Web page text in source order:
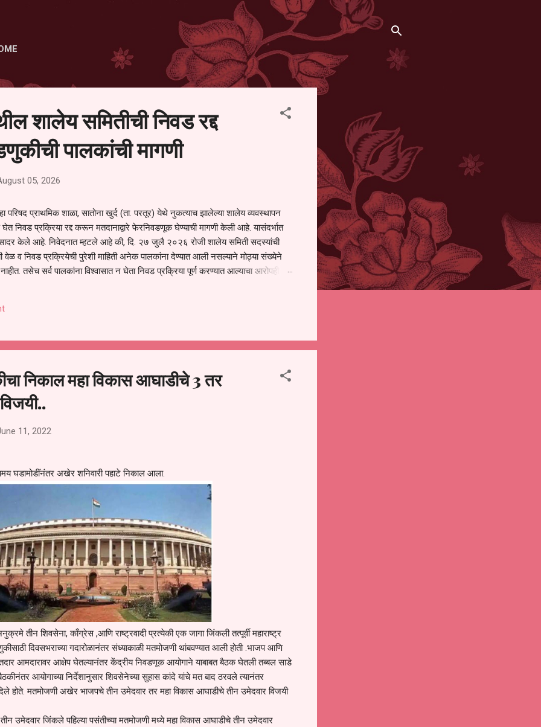
शालेय समितीची निवड रद्द
पालकांची मागणी
05, 2026
परिषद प्राथमिक शाळा, सातोना खुर्द (ता. परतूर) येथे नुकत्याच झालेल्या शालेय व्यवस्थापन
घेत निवड प्रक्रिया रद्द करून मतदानाद्वारे फेरनिवडणूक घेण्याची मागणी केली आहे. यासंदर्भात
सादर केले आहे. निवेदनात म्हटले आहे की, दि. २७ जुलै २०२६ रोजी शालेय समिती सदस्यांची
वेळ व निवड प्रक्रियेची पुरेशी माहिती अनेक पालकांना देण्यात आली नसल्याने मोठ्या संख्येने
तसेच सर्व पालकांना विश्वासात न घेता निवड प्रक्रिया पूर्ण करण्यात आल्याचा आरोपही
मागणी पालकांनी केली आहे. या निवेदनाच्या प्रती जिल्हा शिक्षण अधिकारी (प्राथमिक),
परतूर यांनाही पाठविण्यात आल्या असून प्रशासन याबाबत काय निर्णय घेते, याकडे पालकांचे
निकाल महा विकास आघाडीचे 3 तर
11, 2022
घडामोडींनंतर अखेर शनिवारी पहाटे निकाल आला.
तीन शिवसेना, काँग्रेस ,आणि राष्ट्रवादी प्रत्येकी एक जागा जिंकली तत्पूर्वी महाराष्ट्र
दिवसभराच्या गदारोळानंतर संध्याकाळी मतमोजणी थांबवण्यात आली होती .भाजप आणि
आमदारावर आक्षेप घेतल्यानंतर केंद्रीय निवडणूक आयोगाने याबाबत बैठक घेतली तब्बल साडे
आयोगाच्या निर्देशानुसार शिवसेनेच्या सुहास कांदे यांचे मत बाद ठरवले त्यानंतर
होते. मतमोजणी अखेर भाजपचे तीन उमेदवार तर महा विकास आघाडीचे तीन उमेदवार विजयी
उमेदवार जिंकले पहिल्या पसंतीच्या मतमोजणी मध्ये महा विकास आघाडीचे तीन उमेदवार